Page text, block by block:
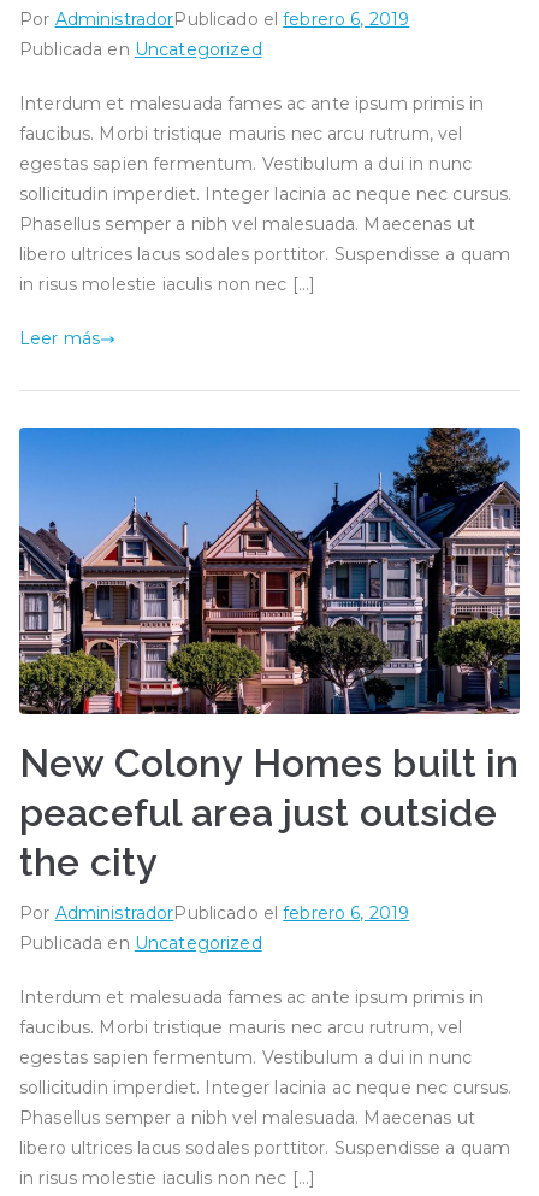
Por AdministradorPublicado elfebrero 6, 2019
Publicada en Uncategorized
Interdum et malesuada fames ac ante ipsum primis in
faucibus. Morbi tristique mauris nec arcu rutrum, vel
egestas sapien fermentum. Vestibulum a dui in nunc
sollicitudin imperdiet. Integer lacinia ac neque nec cursus.
Phasellus semper a nibh vel malesuada. Maecenas ut
libero ultrices lacus sodales porttitor. Suspendisse a quam
in risus molestie iaculis non nec […]
Leer más
New Colony Homes built in
peaceful area just outside
the city
Por AdministradorPublicado elfebrero 6, 2019
Publicada en Uncategorized
Interdum et malesuada fames ac ante ipsum primis in
faucibus. Morbi tristique mauris nec arcu rutrum, vel
egestas sapien fermentum. Vestibulum a dui in nunc
sollicitudin imperdiet. Integer lacinia ac neque nec cursus.
Phasellus semper a nibh vel malesuada. Maecenas ut
libero ultrices lacus sodales porttitor. Suspendisse a quam
in risus molestie iaculis non nec […]